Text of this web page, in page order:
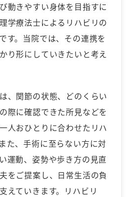
動きやすい身体を目指すに
学療法士によるリハビリの
す。当院では、その連携を
り形にしていきたいと考え
、関節の状態、どのくらい
際に確認できた所見などを
人おひとりに合わせたリハ
た、手術に至らない方に対
運動、姿勢や歩き方の見直
をご提案し、日常生活の負
えていきます。リハビリ